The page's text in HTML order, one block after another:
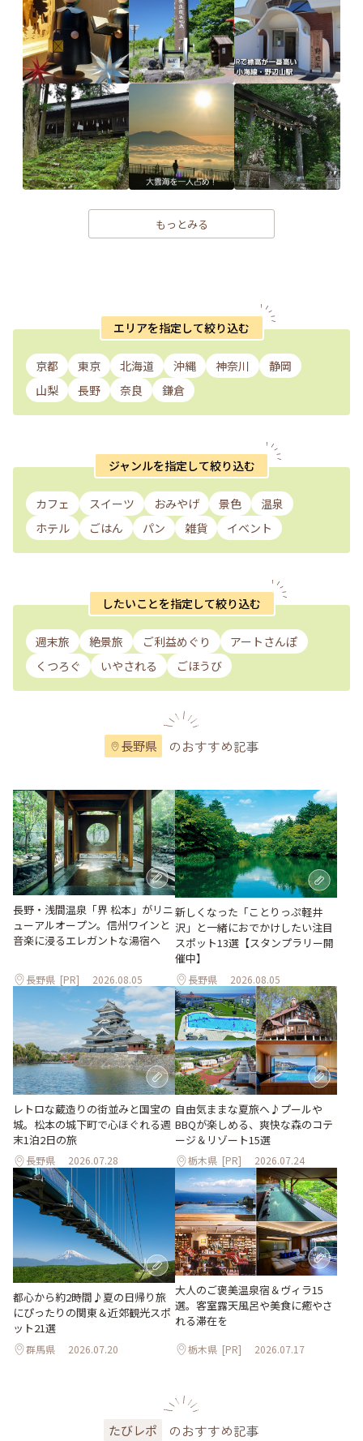
もっとみる
エリアを指定して絞り込む
京都 東京 北海道 沖縄 神奈川
静岡
山梨
長野 奈良 鎌倉
ジャンルを指定して絞り込む
カフェ スイーツ おみやげ 景色
温泉
ホテル
ごはん パン 雑貨 イベント
したいことを指定して絞り込む
週末旅 絶景旅 ご利益めぐり
アートさんぽ
くつろぐ
いやされる ごほうび
長野県 のおすすめ記事
長野・浅間温泉「界 松本」がリニ
ューアルオープン。信州ワインと
音楽に浸るエレガントな湯宿へ
長野県 [PR] 2026.08.05
新しくなった「ことりっぷ軽井
沢」と一緒におでかけしたい注目
スポット13選【スタンプラリー開
催中】
長野県 2026.08.05
レトロな蔵造りの街並みと国宝の
城。松本の城下町で心ほぐれる週
末1泊2日の旅
長野県 2026.07.28
自由気ままな夏旅へ♪プールや
BBQが楽しめる、爽快な森のコテ
ージ＆リゾート15選
栃木県 [PR] 2026.07.24
都心から約2時間♪夏の日帰り旅
にぴったりの関東＆近郊観光スポ
ット21選
群馬県 2026.07.20
大人のご褒美温泉宿＆ヴィラ15
選。客室露天風呂や美食に癒やさ
れる滞在を
栃木県 [PR] 2026.07.17
たびレポ のおすすめ記事